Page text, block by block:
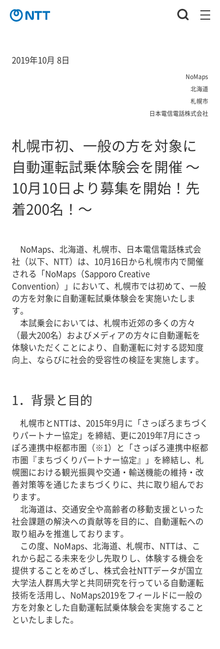
2019年10月 8日
NoMaps
北海道
札幌市
日本電信電話株式会社
札幌市初、一般の方を対象に
自動運転試乗体験会を開催 ～
10月10日より募集を開始！先
着200名！～
NoMaps、北海道、札幌市、日本電信電話株式会
社（以下、NTT）は、10月16日から札幌市内で開催
される「NoMaps（Sapporo Creative
Convention）」において、札幌市では初めて、一般
の方を対象に自動運転試乗体験会を実施いたしま
す。
本試乗会においては、札幌市近郊の多くの方々
（最大200名）およびメディアの方々に自動運転を
体験いただくことにより、自動運転に対する認知度
向上、ならびに社会的受容性の検証を実施します。
1． 背景と目的
札幌市とNTTは、2015年9月に「さっぽろまちづく
りパートナー協定」を締結、更に2019年7月にさっ
ぽろ連携中枢都市圏（※1）と「さっぽろ連携中枢都
市圏『まちづくりパートナー協定』」を締結し、札
幌圏における観光振興や交通・輸送機能の維持・改
善対策等を通じたまちづくりに、共に取り組んでお
ります。
北海道は、交通安全や高齢者の移動支援といった
社会課題の解決への貢献等を目的に、自動運転への
取り組みを推進しております。
この度、NoMaps、北海道、札幌市、NTTは、こ
れから起こる未来を少し先取りし、体験する機会を
提供することをめざし、株式会社NTTデータが国立
大学法人群馬大学と共同研究を行っている自動運転
技術を活用し、NoMaps2019をフィールドに一般の
方を対象とした自動運転試乗体験会を実施すること
といたしました。